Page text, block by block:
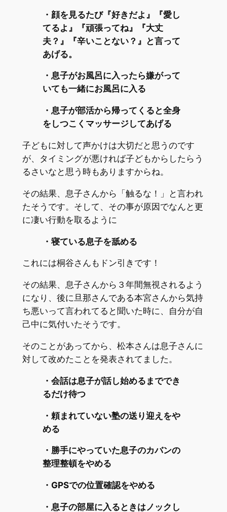
・顔を見るたび『好きだよ』『愛し
てるよ』『頑張ってね』『大丈
夫？』『辛いことない？』と言って
あげる。
・息子がお風呂に入ったら嫌がって
いても一緒にお風呂に入る
・息子が部活から帰ってくると全身
をしつこくマッサージしてあげる
子どもに対して声かけは大切だと思うのです
が、タイミングが悪ければ子どもからしたらう
るさいなと思う時もありますからね。
その結果、息子さんから「触るな！」と言われ
たそうです。そして、その事が原因でなんと更
に凄い行動を取るように
・寝ている息子を舐める
これには桐谷さんもドン引きです！
その結果、息子さんから３年間無視されるよう
になり、後に旦那さんである本宮さんから気持
ち悪いって言われてると聞いた時に、自分が自
己中に気付いたそうです。
そのことがあってから、松本さんは息子さんに
対して改めたことを発表されてました。
・会話は息子が話し始めるまででき
るだけ待つ
・頼まれていない塾の送り迎えをや
める
・勝手にやっていた息子のカバンの
整理整頓をやめる
・GPSでの位置確認をやめる
・息子の部屋に入るときはノックし